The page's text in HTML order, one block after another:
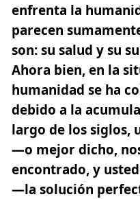
enfrenta la
parecen
son:su salud y su
Ahora bien, en la
humanidad se ha
debido a la
largo de los siglos,
—o mejor dicho,
encontrado, y
—la solución